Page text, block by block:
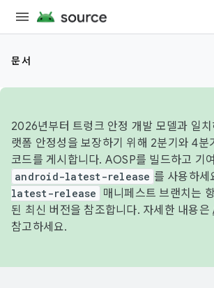
문서
2026년부터 트렁크 안정 개발 모델과 일
랫폼 안정성을 보장하기 위해 2분기와 4분
코드를 게시합니다. AOSP를 빌드하고 기
android-latest-release 를 사용하세
latest-release
매니페스트 브랜치는
된 최신 버전을 참조합니다. 자세한 내용은
참고하세요.